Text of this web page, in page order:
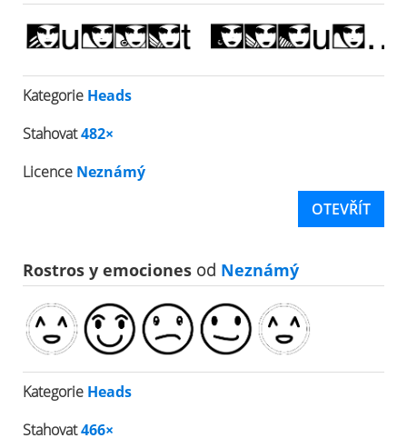
Kategorie Heads
Stahovat482×
Licence Neznámý
OTEVŘÍT
Rostros y emociones od Neznámý
Kategorie Heads
Stahovat466×